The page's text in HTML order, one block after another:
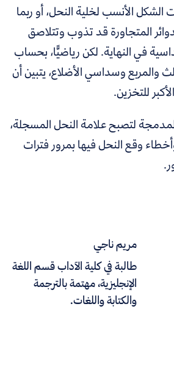
مريم ناجي
طالبة في كلية الآداب قسم اللغة
الإنجليزية، مهتمة بالترجمة
والكتابة واللغات.
الأنسب لخلية النحل، أو ربما
المتجاورة قد تذوب وتتلاصق
في النهاية. لكن رياضيًّا، بحساب
وسداسي الأضلاع، يتبين أن
للتخزين.
لتصبح علامة النحل المسجلة،
وقع النحل فيها بمرور فترات